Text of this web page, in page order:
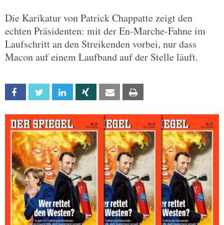
Die Karikatur von Patrick Chappatte zeigt den
echten Präsidenten: mit der En-Marche-Fahne im
Laufschritt an den Streikenden vorbei, nur dass
Macon auf einem Laufband auf der Stelle läuft.
Facebook Twitter Linkedin Xing Email